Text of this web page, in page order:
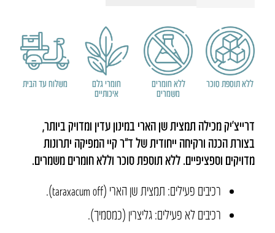
דרייצ'יק
ללא תוספת סוכר
ללא חומרים
משמרים
חומרי גלם
איכותיים
משלוח עד הבית
דרייצ’יק מכילה תמצית שן הארי במינון עדין ומדויק ביותר,
בצורת הכנה ורקיחה ייחודית של ד”ר קיי המפיקה יתרונות
מדויקים וספציפיים. ללא תוספת סוכר וללא חומרים משמרים.
רכיבים פעילים: תמצית שן הארי (taraxacum off).
רכיבים לא פעילים: גליצרין (כמסמיך).